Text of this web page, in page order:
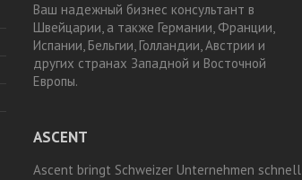
Ваш надежный бизнес консультант в
Швейцарии, а также Германии, Франции,
Испании, Бельгии, Голландии, Австрии и
других странах Западной и Восточной
Европы.
ASCENT
Ascent bringt Schweizer Unternehmen schnell